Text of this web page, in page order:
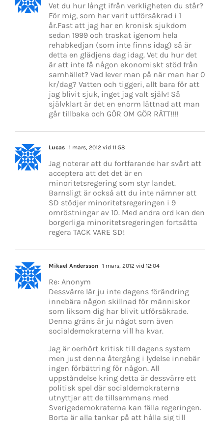
Vet du hur långt ifrån verkligheten du står?
För mig, som har varit utförsäkrad i 1
år.Fast att jag har en kronisk sjukdom
sedan 1999 och traskat igenom hela
rehabkedjan (som inte finns idag) så är
detta en glädjens dag idag. Vet du hur det
är att inte få någon ekonomiskt stöd från
samhället? Vad lever man på när man har 0
kr/dag? Vatten och tiggeri, allt bara för att
jag blivit sjuk, inget jag valt själv! Så
självklart är det en enorm lättnad att man
går tillbaka och GÖR OM GÖR RÄTT!!!!
Lucas 1 mars, 2012 vid 11:58
Jag noterar att du fortfarande har svårt att
acceptera att det det är en
minoritetsregering som styr landet.
Barnsligt är också att du inte nämner att
SD stödjer minoritetsregeringen i 9
omröstningar av 10. Med andra ord kan den
borgerliga minoritetsregeringen fortsätta
regera TACK VARE SD!
Mikael Andersson 1 mars, 2012 vid 12:04
Re: Anonym
Dessvärre lär ju inte dagens förändring
innebära någon skillnad för människor
som liksom dig har blivit utförsäkrade.
Denna gräns är ju något som även
socialdemokraterna vill ha kvar.
Jag är oerhört kritisk till dagens system
men just denna återgång i lydelse innebär
ingen förbättring för någon. All
uppståndelse kring detta är dessvärre ett
politisk spel där socialdemokraterna
utnyttjar att de tillsammans med
Sverigedemokraterna kan fälla regeringen.
Borta är alla tankar på att hålla sig till